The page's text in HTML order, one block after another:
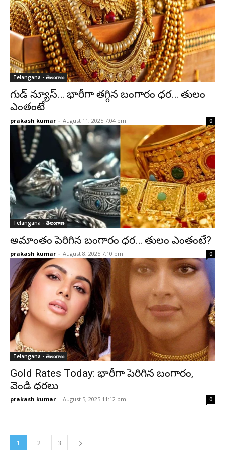
Telangana - తెలంగాణ
గుడ్ న్యూస్​… భారీగా తగ్గిన బంగారం ధర… తులం
ఎంతంటే
prakash kumar - August 11, 2025 7:04 pm 0
Telangana - తెలంగాణ
అమాంతం పెరిగిన బంగారం ధర… తులం ఎంతంటే?
prakash kumar - August 8, 2025 7:10 pm 0
Telangana - తెలంగాణ
Gold Rates Today: భారీగా పెరిగిన బంగారం,
వెండి ధరలు
prakash kumar - August 5, 2025 11:12 pm 0
1 2 3